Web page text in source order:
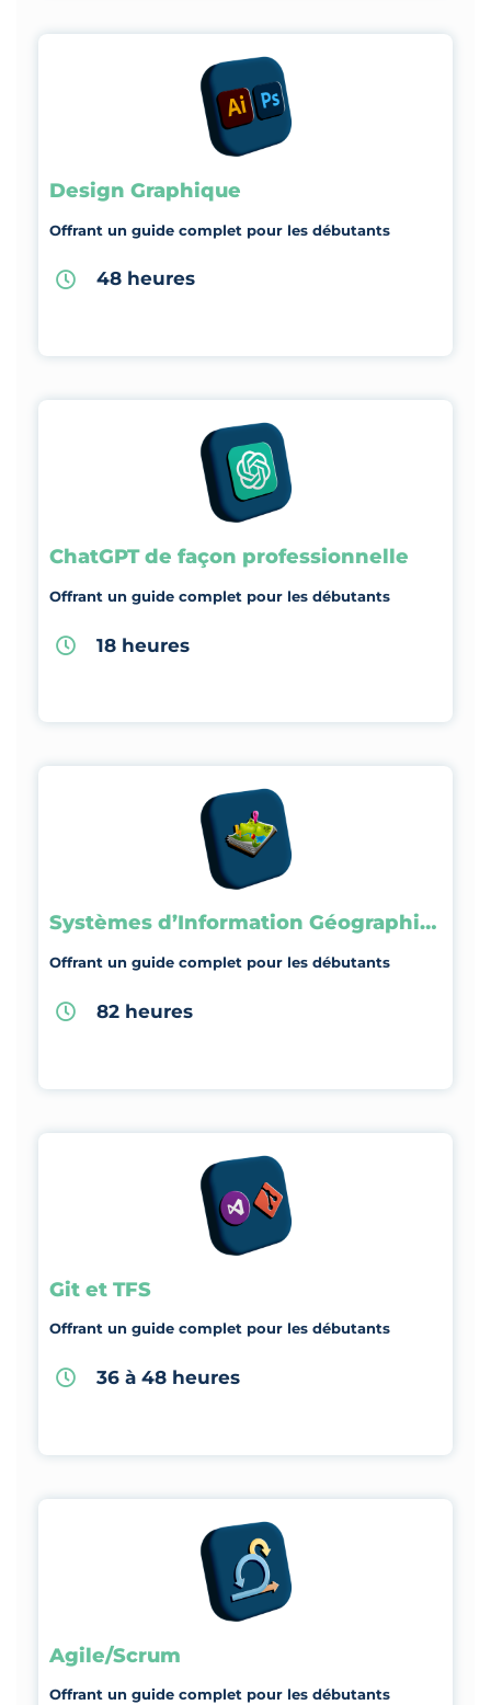
Design Graphique
Offrant un guide complet pour les débutants
48 heures
ChatGPT de façon professionnelle
Offrant un guide complet pour les débutants
18 heures
Systèmes d’Information Géographique
Offrant un guide complet pour les débutants
82 heures
Git et TFS
Offrant un guide complet pour les débutants
36 à 48 heures
Agile/Scrum
Offrant un guide complet pour les débutants